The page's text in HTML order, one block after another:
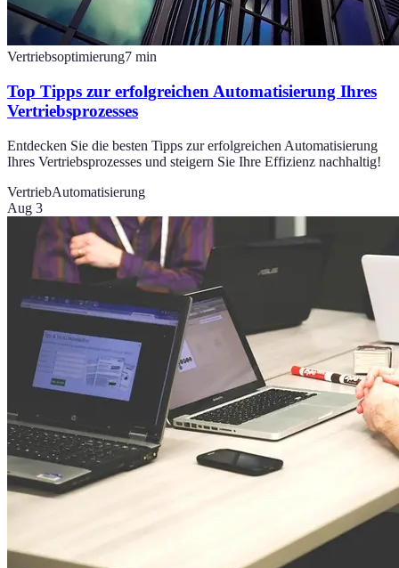
Vertriebsoptimierung7 min
Top Tipps zur erfolgreichen Automatisierung Ihres
Vertriebsprozesses
Entdecken Sie die besten Tipps zur erfolgreichen Automatisierung
Ihres Vertriebsprozesses und steigern Sie Ihre Effizienz nachhaltig!
VertriebAutomatisierung
Aug 3